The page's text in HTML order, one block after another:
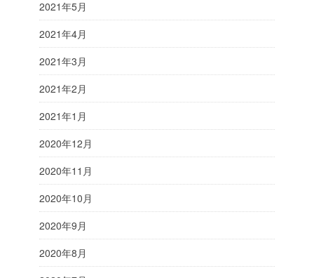
2021年5月
2021年4月
2021年3月
2021年2月
2021年1月
2020年12月
2020年11月
2020年10月
2020年9月
2020年8月